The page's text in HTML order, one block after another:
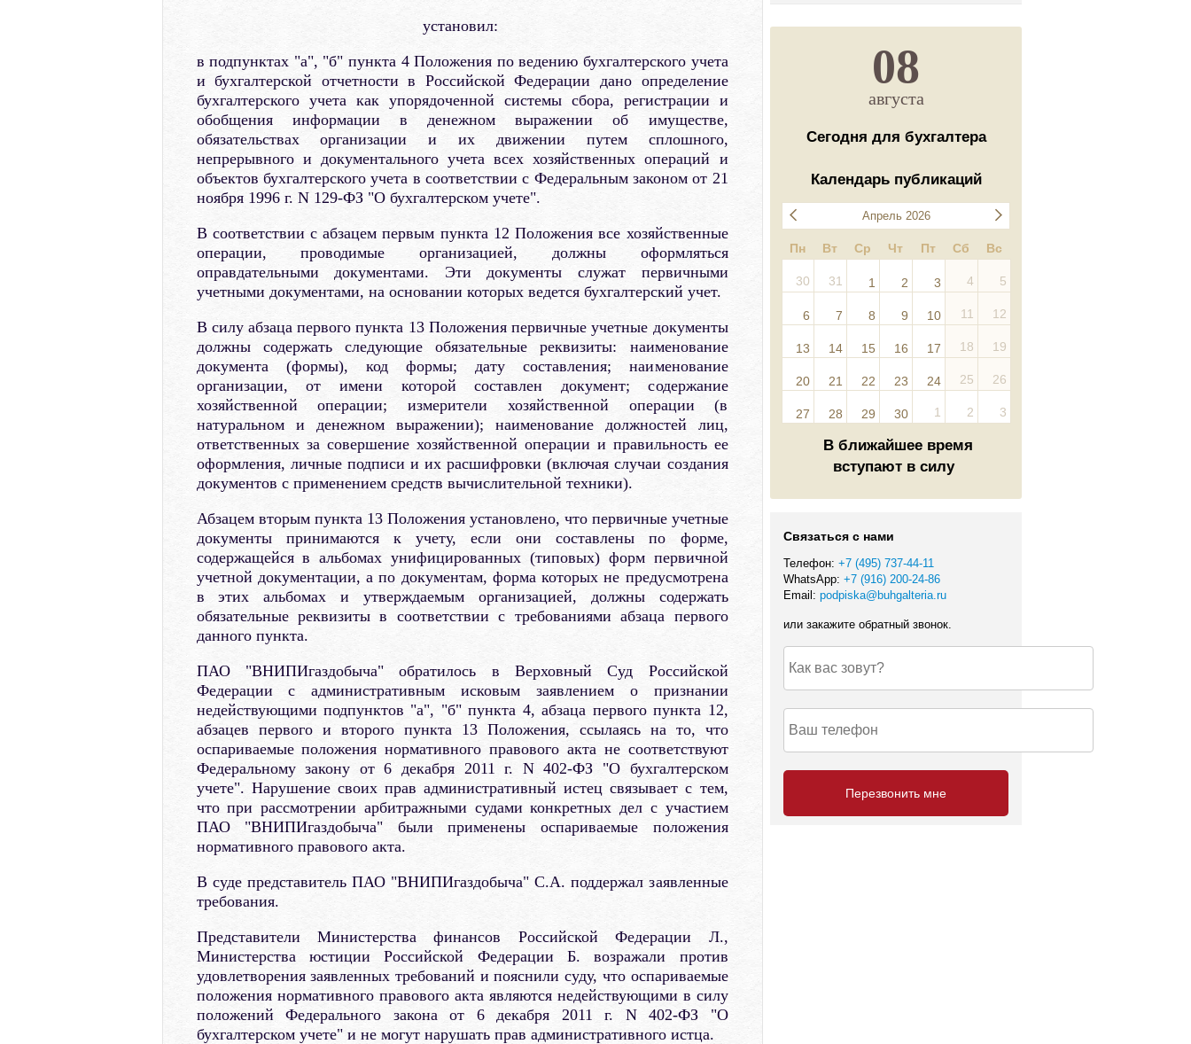
установил:
в подпунктах "а", "б" пункта 4 Положения по ведению бухгалтерского учета
и бухгалтерской отчетности в Российской Федерации дано определение
бухгалтерского учета как упорядоченной системы сбора, регистрации и
обобщения информации в денежном выражении об имуществе,
обязательствах организации и их движении путем сплошного,
непрерывного и документального учета всех хозяйственных операций и
объектов бухгалтерского учета в соответствии с Федеральным законом от 21
ноября 1996 г. N 129-ФЗ "О бухгалтерском учете".
В соответствии с абзацем первым пункта 12 Положения все хозяйственные
операции, проводимые организацией, должны оформляться
оправдательными документами. Эти документы служат первичными
учетными документами, на основании которых ведется бухгалтерский учет.
В силу абзаца первого пункта 13 Положения первичные учетные документы
должны содержать следующие обязательные реквизиты: наименование
документа (формы), код формы; дату составления; наименование
организации, от имени которой составлен документ; содержание
хозяйственной операции; измерители хозяйственной операции (в
натуральном и денежном выражении); наименование должностей лиц,
ответственных за совершение хозяйственной операции и правильность ее
оформления, личные подписи и их расшифровки (включая случаи создания
документов с применением средств вычислительной техники).
Абзацем вторым пункта 13 Положения установлено, что первичные учетные
документы принимаются к учету, если они составлены по форме,
содержащейся в альбомах унифицированных (типовых) форм первичной
учетной документации, а по документам, форма которых не предусмотрена
в этих альбомах и утверждаемым организацией, должны содержать
обязательные реквизиты в соответствии с требованиями абзаца первого
данного пункта.
ПАО "ВНИПИгаздобыча" обратилось в Верховный Суд Российской
Федерации с административным исковым заявлением о признании
недействующими подпунктов "а", "б" пункта 4, абзаца первого пункта 12,
абзацев первого и второго пункта 13 Положения, ссылаясь на то, что
оспариваемые положения нормативного правового акта не соответствуют
Федеральному закону от 6 декабря 2011 г. N 402-ФЗ "О бухгалтерском
учете". Нарушение своих прав административный истец связывает с тем,
что при рассмотрении арбитражными судами конкретных дел с участием
ПАО "ВНИПИгаздобыча" были применены оспариваемые положения
нормативного правового акта.
В суде представитель ПАО "ВНИПИгаздобыча" С.А. поддержал заявленные
требования.
Представители Министерства финансов Российской Федерации Л.,
Министерства юстиции Российской Федерации Б. возражали против
удовлетворения заявленных требований и пояснили суду, что оспариваемые
положения нормативного правового акта являются недействующими в силу
положений Федерального закона от 6 декабря 2011 г. N 402-ФЗ "О
бухгалтерском учете" и не могут нарушать прав административного истца.
08
августа
Сегодня для бухгалтера
Календарь публикаций
Апрель 2026
Пн Вт Ср Чт Пт Сб Вс
30 31 1 2 3 4 5
6 7 8 9 10 11 12
13 14 15 16 17 18 19
20 21 22 23 24 25 26
27 28 29 30 1 2 3
В ближайшее время
вступают в силу
Связаться с нами
Телефон: +7 (495) 737-44-11
WhatsApp: +7 (916) 200-24-86
Email: podpiska@buhgalteria.ru
или закажите обратный звонок.